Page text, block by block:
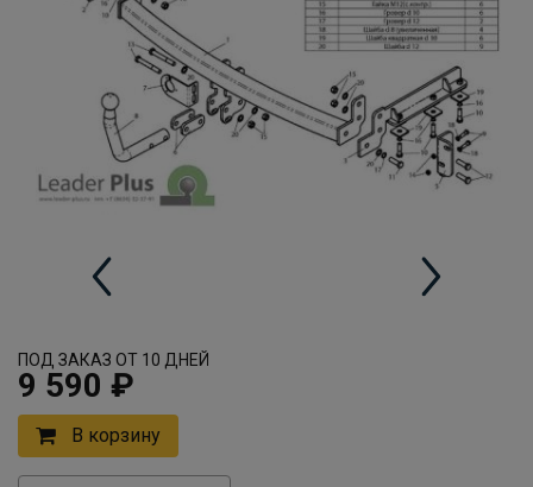
ПОД ЗАКАЗ ОТ 10 ДНЕЙ
9 590 ₽
В корзину